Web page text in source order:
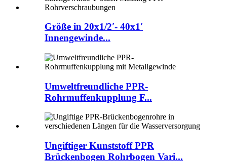
Größe in 20x1/2′- 40x1′
Innengewinde...
Umweltfreundliche PPR-
Rohrmuffenkupplung F...
Ungiftiger Kunststoff PPR
Brückenbogen Rohrbogen Vari...